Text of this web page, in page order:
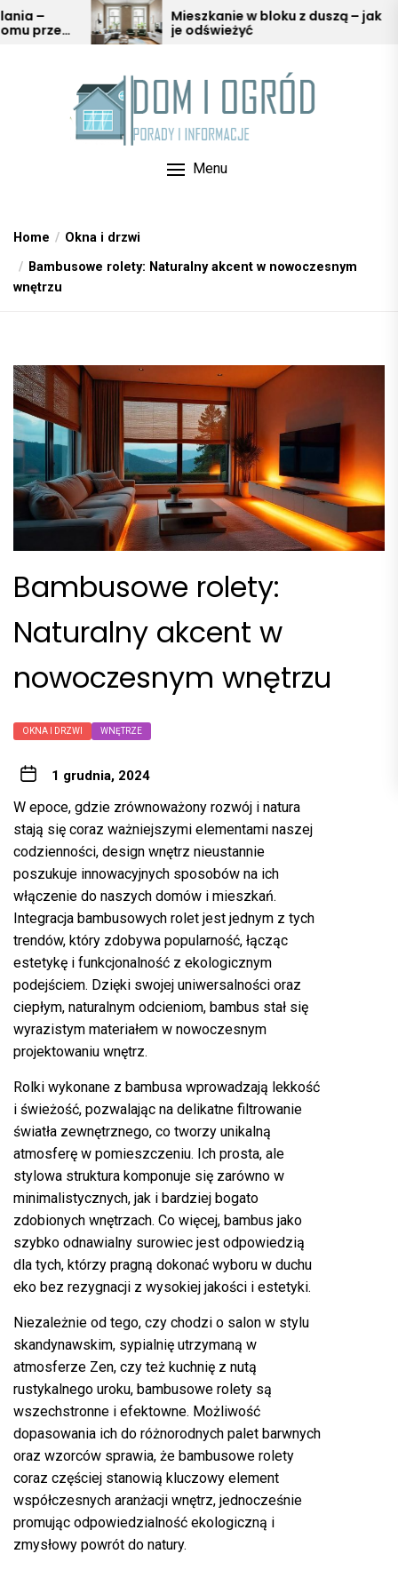
Skip
to
Mieszkanie w bloku z duszą – jak
je odświeżyć
Menu
Home
Okna i drzwi
Bambusowe rolety: Naturalny akcent w nowoczesnym
wnętrzu
Bambusowe rolety:
Naturalny akcent w
nowoczesnym wnętrzu
OKNA I DRZWI WNĘTRZE
1 grudnia, 2024
W epoce, gdzie zrównoważony rozwój i natura
stają się coraz ważniejszymi elementami naszej
codzienności, design wnętrz nieustannie
poszukuje innowacyjnych sposobów na ich
włączenie do naszych domów i mieszkań.
Integracja bambusowych rolet jest jednym z tych
trendów, który zdobywa popularność, łącząc
estetykę i funkcjonalność z ekologicznym
podejściem. Dzięki swojej uniwersalności oraz
ciepłym, naturalnym odcieniom, bambus stał się
wyrazistym materiałem w nowoczesnym
projektowaniu wnętrz.
Rolki wykonane z bambusa wprowadzają lekkość
i świeżość, pozwalając na delikatne filtrowanie
światła zewnętrznego, co tworzy unikalną
atmosferę w pomieszczeniu. Ich prosta, ale
stylowa struktura komponuje się zarówno w
minimalistycznych, jak i bardziej bogato
zdobionych wnętrzach. Co więcej, bambus jako
szybko odnawialny surowiec jest odpowiedzią
dla tych, którzy pragną dokonać wyboru w duchu
eko bez rezygnacji z wysokiej jakości i estetyki.
Niezależnie od tego, czy chodzi o salon w stylu
skandynawskim, sypialnię utrzymaną w
atmosferze Zen, czy też kuchnię z nutą
rustykalnego uroku, bambusowe rolety są
wszechstronne i efektowne. Możliwość
dopasowania ich do różnorodnych palet barwnych
oraz wzorców sprawia, że bambusowe rolety
coraz częściej stanowią kluczowy element
współczesnych aranżacji wnętrz, jednocześnie
promując odpowiedzialność ekologiczną i
zmysłowy powrót do natury.